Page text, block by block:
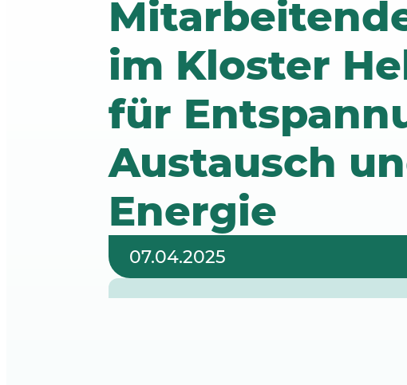
im Kloster
für
Austausch
Energie
07.04.2025